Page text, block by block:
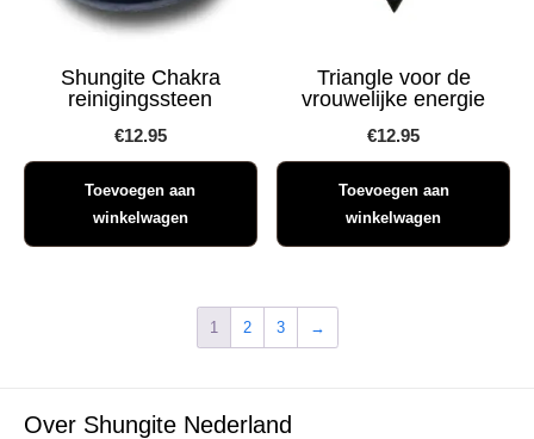
Shungite Chakra
reinigingssteen
€12.95
Toevoegen aan
winkelwagen
Triangle voor de
vrouwelijke energie
€12.95
Toevoegen aan
winkelwagen
1 2 3 →
Over Shungite Nederland